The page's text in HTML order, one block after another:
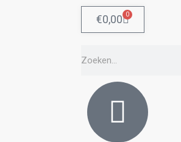
€0,00 0
Winkelwagen